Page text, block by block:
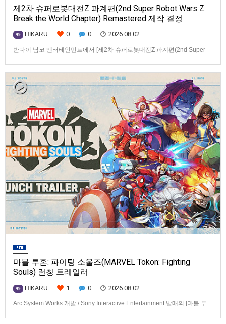
제2차 슈퍼로봇대전Z 파계편(2nd Super Robot Wars Z:
Break the World Chapter) Remastered 제작 결정
99 HIKARU 0 0 2026.08.02
반다이 남코 엔터테인먼트에서 [제2차 슈퍼로봇대전Z 파계편(2nd Super
판[제2차 슈퍼로봇대전Z 파계편]은 2011년 PSP로 발매되었으며, 2012년
에 발매되었던 [제2…
마블 투혼: 파이팅 소울즈(MARVEL Tokon: Fighting
Souls) 런칭 트레일러
99 HIKARU 1 0 2026.08.02
Arc System Works 개발 / Sony Interactive Entertainment 발매의 [마블 투